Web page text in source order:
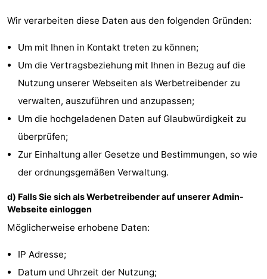
Wir verarbeiten diese Daten aus den folgenden Gründen:
Um mit Ihnen in Kontakt treten zu können;
Um die Vertragsbeziehung mit Ihnen in Bezug auf die
Nutzung unserer Webseiten als Werbetreibender zu
verwalten, auszuführen und anzupassen;
Um die hochgeladenen Daten auf Glaubwürdigkeit zu
überprüfen;
Zur Einhaltung aller Gesetze und Bestimmungen, so wie
der ordnungsgemäßen Verwaltung.
d) Falls Sie sich als Werbetreibender auf unserer Admin-
Webseite einloggen
Möglicherweise erhobene Daten:
IP Adresse;
Datum und Uhrzeit der Nutzung;